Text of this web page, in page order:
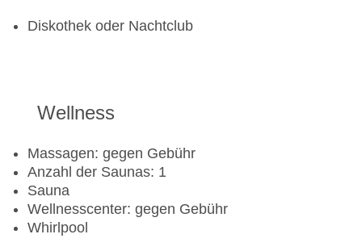
Diskothek oder Nachtclub
Wellness
Massagen: gegen Gebühr
Anzahl der Saunas: 1
Sauna
Wellnesscenter: gegen Gebühr
Whirlpool